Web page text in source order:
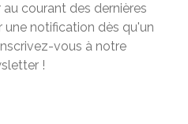
C 300E
courant des dernières
notification dès qu'un
vous à notre
!